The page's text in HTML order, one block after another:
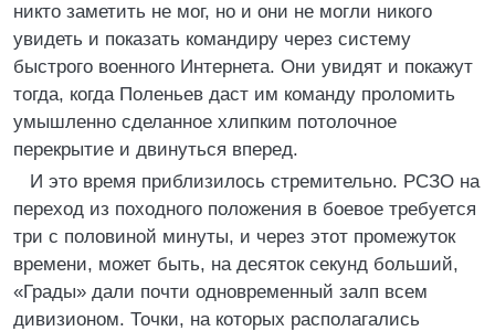
никто заметить не мог, но и они не могли никого
увидеть и показать командиру через систему
быстрого военного Интернета. Они увидят и покажут
тогда, когда Поленьев даст им команду проломить
умышленно сделанное хлипким потолочное
перекрытие и двинуться вперед.
И это время приблизилось стремительно. РСЗО на
переход из походного положения в боевое требуется
три с половиной минуты, и через этот промежуток
времени, может быть, на десяток секунд больший,
«Грады» дали почти одновременный залп всем
дивизионом. Точки, на которых располагались